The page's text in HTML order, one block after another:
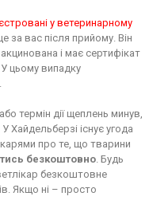
у ветеринарному
за вас після прийому. Він
і має сертифікат
У цьому випадку
термін дії щеплень минув,
Хайдельберзі існує угода
про те, що тварини
безкоштовно. Будь
безкоштовне
Якщо ні – просто